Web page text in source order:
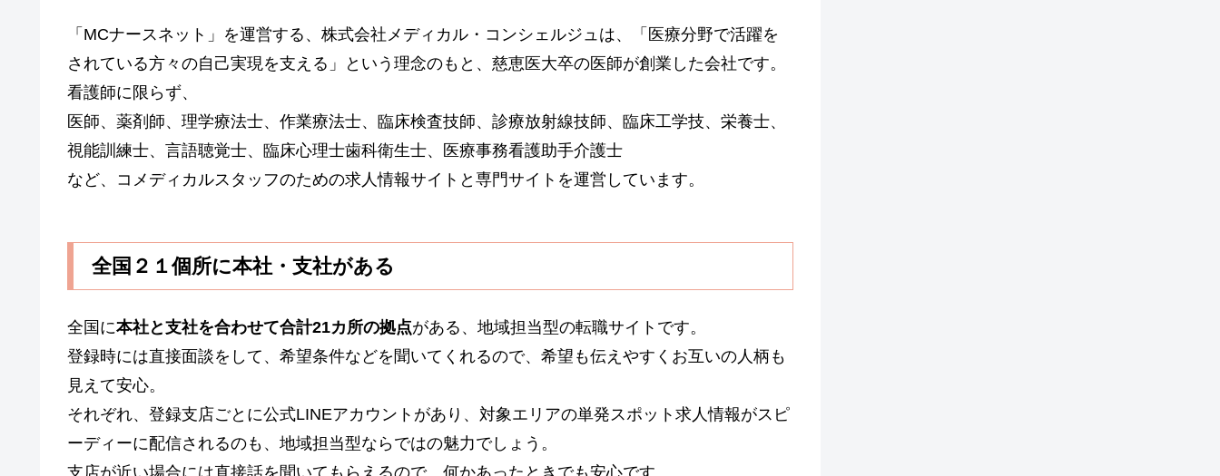
「MCナースネット」を運営する、株式会社メディカル・コンシェルジュは、「医療分野で活躍を
されている方々の自己実現を支える」という理念のもと、慈恵医大卒の医師が創業した会社です。
看護師に限らず、
医師、薬剤師、理学療法士、作業療法士、臨床検査技師、診療放射線技師、臨床工学技、栄養士、
視能訓練士、言語聴覚士、臨床心理士歯科衛生士、医療事務看護助手介護士
など、コメディカルスタッフのための求人情報サイトと専門サイトを運営しています。
全国２１個所に本社・支社がある
全国に本社と支社を合わせて合計21カ所の拠点がある、地域担当型の転職サイトです。
登録時には直接面談をして、希望条件などを聞いてくれるので、希望も伝えやすくお互いの人柄も
見えて安心。
それぞれ、登録支店ごとに公式LINEアカウントがあり、対象エリアの単発スポット求人情報がスピ
ーディーに配信されるのも、地域担当型ならではの魅力でしょう。